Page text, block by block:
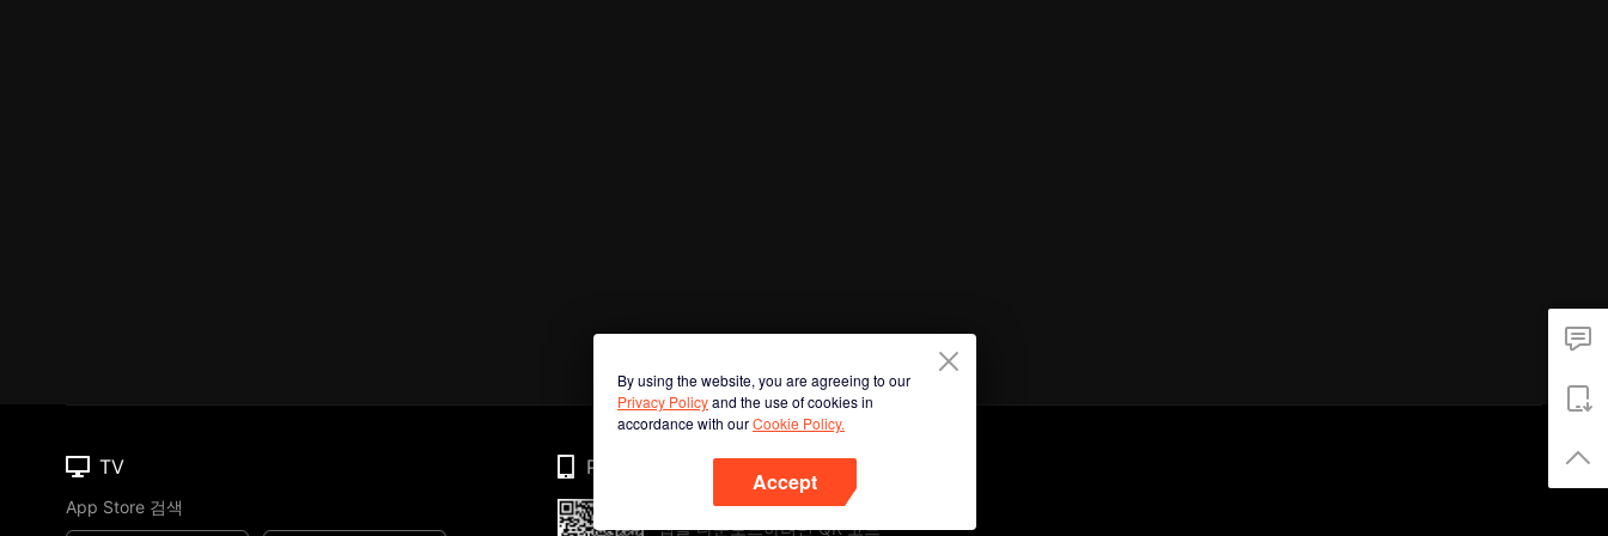
By using the website, you are agreeing to our
Privacy Policyand the use of cookies in
accordance with ourCookie Policy.
Accept
TV
App Store 검색
Phone
앱을 다운로드하려면 QR 코드